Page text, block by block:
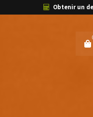
Obtenir un